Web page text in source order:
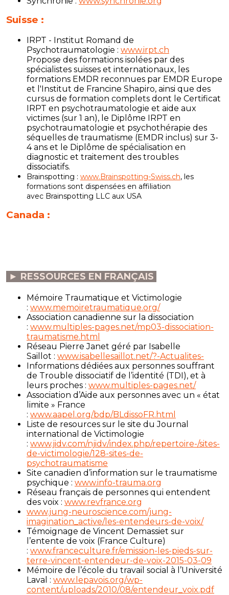
Suisse :
IRPT - Institut Romand de
Psychotraumatologie : www.irpt.ch
Propose des formations isolées par des
spécialistes suisses et internationaux, les
formations EMDR reconnues par EMDR Europe
et l'Institut de Francine Shapiro, ainsi que des
cursus de formation complets dont le Certificat
IRPT en psychotraumatologie et aide aux
victimes (sur 1 an), le Diplôme IRPT en
psychotraumatologie et psychothérapie des
séquelles de traumatisme (EMDR inclus) sur 3-
4 ans et le Diplôme de spécialisation en
diagnostic et traitement des troubles
dissociatifs.
Brainspotting : www.Brainspotting-Swiss.ch, les
formations sont dispensées en affiliation
avec Brainspotting LLC aux USA
Canada :
► RESSOURCES EN FRANÇAIS
Mémoire Traumatique et Victimologie
: www.memoiretraumatique.org/
Association canadienne sur la dissociation
: www.multiples-pages.net/mp03-dissociation-
traumatisme.html
Réseau Pierre Janet géré par Isabelle
Saillot : www.isabellesaillot.net/?-Actualites-
Informations dédiées aux personnes souffrant
de Trouble dissociatif de l’identité (TDI), et à
leurs proches : www.multiples-pages.net/
Association d’Aide aux personnes avec un « état
limite » France
: www.aapel.org/bdp/BLdissoFR.html
Liste de resources sur le site du Journal
international de Victimologie
: www.jidv.com/njidv/index.php/repertoire-/sites-
de-victimologie/128-sites-de-
psychotraumatisme
Site canadien d’information sur le traumatisme
psychique : www.info-trauma.org
Réseau français de personnes qui entendent
des voix : www.revfrance.org
www.jung-neuroscience.com/jung-
imagination_active/les-entendeurs-de-voix/
Témoignage de Vincent Demassiet sur
l’entente de voix (France Culture)
: www.franceculture.fr/emission-les-pieds-sur-
terre-vincent-entendeur-de-voix-2015-03-09
Mémoire de l’école du travail social à l’Université
Laval : www.lepavois.org/wp-
content/uploads/2010/08/entendeur_voix.pdf